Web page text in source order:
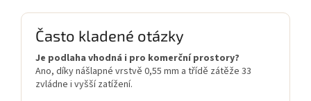
Často kladené otázky
Je podlaha vhodná i pro komerční prostory?
Ano, díky nášlapné vrstvě 0,55 mm a třídě zátěže 33
zvládne i vyšší zatížení.